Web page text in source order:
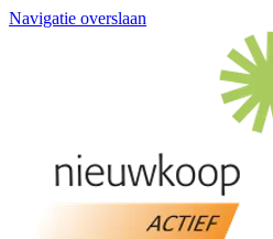
Navigatie overslaan